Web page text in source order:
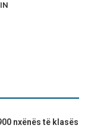
nxënës të klasës